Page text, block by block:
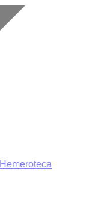
Hemeroteca